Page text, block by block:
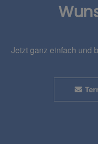
Jetzt ganz einfach und